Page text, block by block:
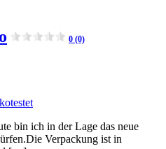
0 (0)
bin ich in der Lage das neue
Verpackung ist in